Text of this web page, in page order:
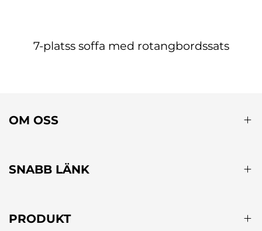
7-platss soffa med rotangbordssats
OM OSS
SNABB LÄNK
PRODUKT